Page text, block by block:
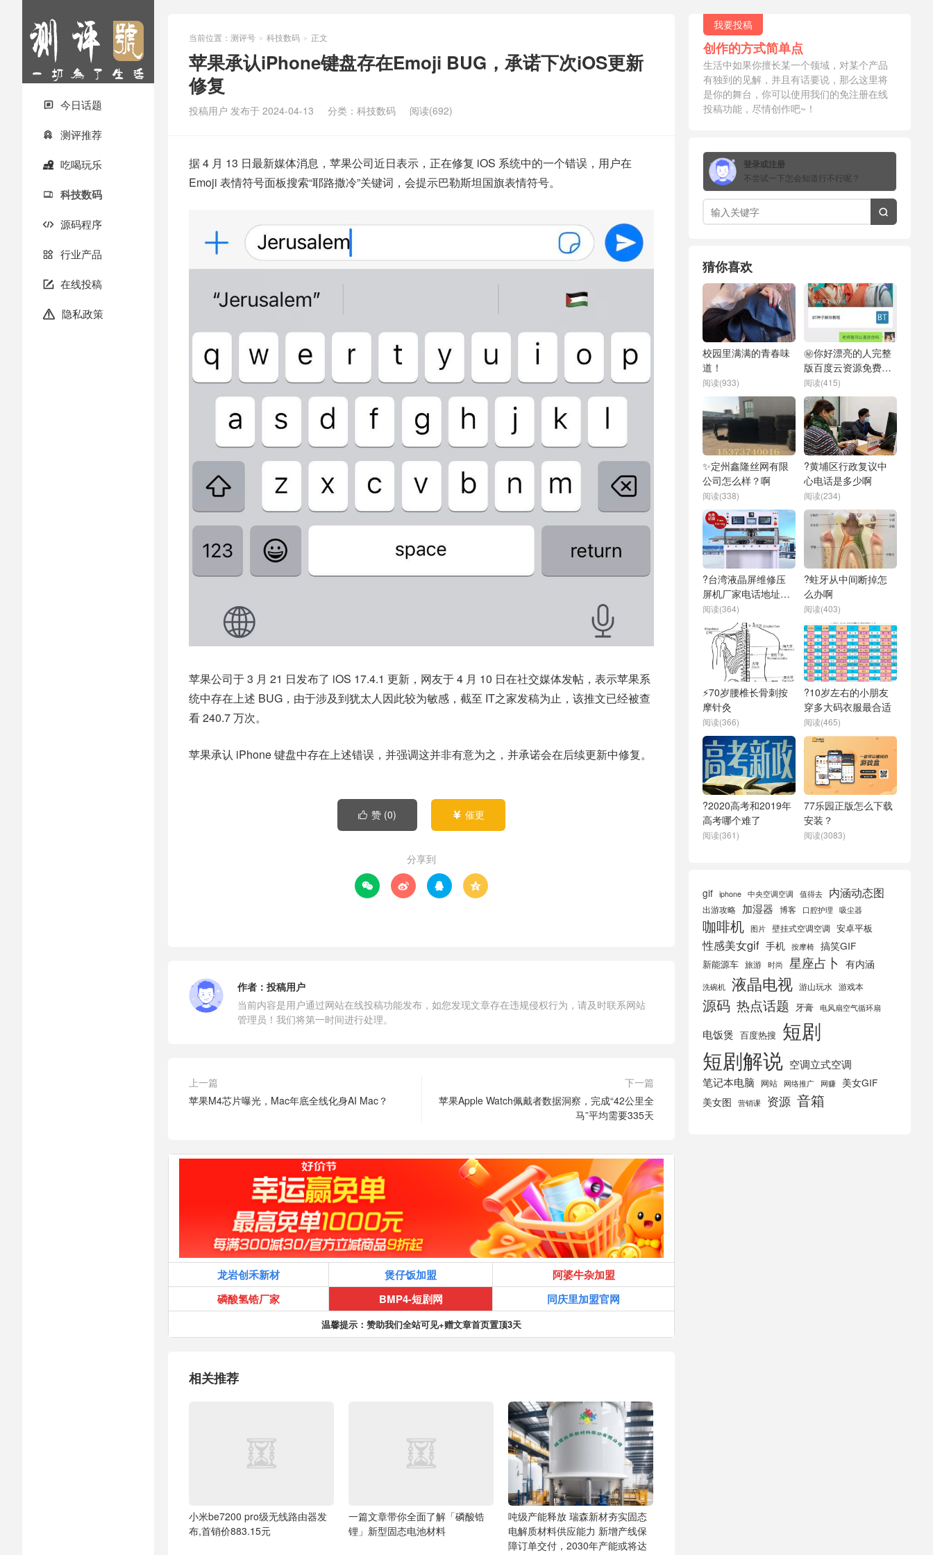
 今日话题
 测评推荐
 吃喝玩乐
 科技数码
 源码程序
 行业产品
 在线投稿
 隐私政策
当前位置： 测评号 > 科技数码 > 正文
苹果承认iPhone键盘存在Emoji BUG，承诺下次iOS更新
修复
投稿用户 发布于 2024-04-13 分类： 科技数码 阅读(692)
据 4 月 13 日最新媒体消息，苹果公司近日表示，正在修复 iOS 系统中的一个错误，用户在
Emoji 表情符号面板搜索“耶路撒冷”关键词，会提示巴勒斯坦国旗表情符号。
苹果公司于 3 月 21 日发布了 iOS 17.4.1 更新，网友于 4 月 10 日在社交媒体发帖，表示苹果系
统中存在上述 BUG，由于涉及到犹太人因此较为敏感，截至 IT之家发稿为止，该推文已经被查
看 240.7 万次。
苹果承认 iPhone 键盘中存在上述错误，并强调这并非有意为之，并承诺会在后续更新中修复。
 赞 (0)  催更
分享到
   
作者： 投稿用户
当前内容是用户通过网站在线投稿功能发布，如您发现文章存在违规侵权行为，请及时联系网站
管理员！我们将第一时间进行处理。
上一篇
苹果M4芯片曝光，Mac年底全线化身AI Mac？
下一篇
苹果Apple Watch佩戴者数据洞察，完成“42公里全
马”平均需要335天
龙岩创禾新材 煲仔饭加盟
阿婆牛杂加盟
磷酸氢锆厂家
BMP4-短剧网 同庆里加盟官网
温馨提示：赞助我们全站可见+赠文章首页置顶3天
相关推荐
小米be7200 pro级无线路由器发
布,首销价883.15元
一篇文章带你全面了解「磷酸锆
锂」新型固态电池材料
吨级产能释放 瑞森新材夯实固态
电解质材料供应能力 新增产线保
障订单交付，2030年产能或将达
我要投稿
创作的方式简单点
生活中如果你擅长某一个领域，对某个产品
有独到的见解，并且有话要说，那么这里将
是你的舞台，你可以使用我们的免注册在线
投稿功能，尽情创作吧~！
登录或注册
不尝试一下怎会知道行不行呢？

猜你喜欢
校园里满满的青春味
道！
阅读(933)
㊙️你好漂亮的人完整
版百度云资源免费下
载
阅读(415)
✨定州鑫隆丝网有限
公司怎么样？啊
阅读(338)
?黄埔区行政复议中
心电话是多少啊
阅读(234)
?台湾液晶屏维修压
屏机厂家电话地址是
什么
阅读(364)
?蛀牙从中间断掉怎
么办啊
阅读(403)
⚡70岁腰椎长骨刺按
摩针灸
阅读(366)
?10岁左右的小朋友
穿多大码衣服最合适
阅读(465)
?2020高考和2019年
高考哪个难了
阅读(361)
77乐园正版怎么下载
安装？
阅读(3083)
gif iphone 中央空调空调 值得去 内涵动态图
出游攻略 加湿器 博客 口腔护理 吸尘器
咖啡机 图片 壁挂式空调空调 安卓平板
性感美女gif 手机 按摩椅 搞笑GIF
新能源车 旅游 时尚 星座占卜 有内涵
洗碗机 液晶电视 游山玩水 游戏本
源码 热点话题 牙膏 电风扇空气循环扇
电饭煲 百度热搜 短剧
短剧解说 空调立式空调
笔记本电脑 网站 网络推广 网赚
美女GIF
美女图
营销课 资源 音箱